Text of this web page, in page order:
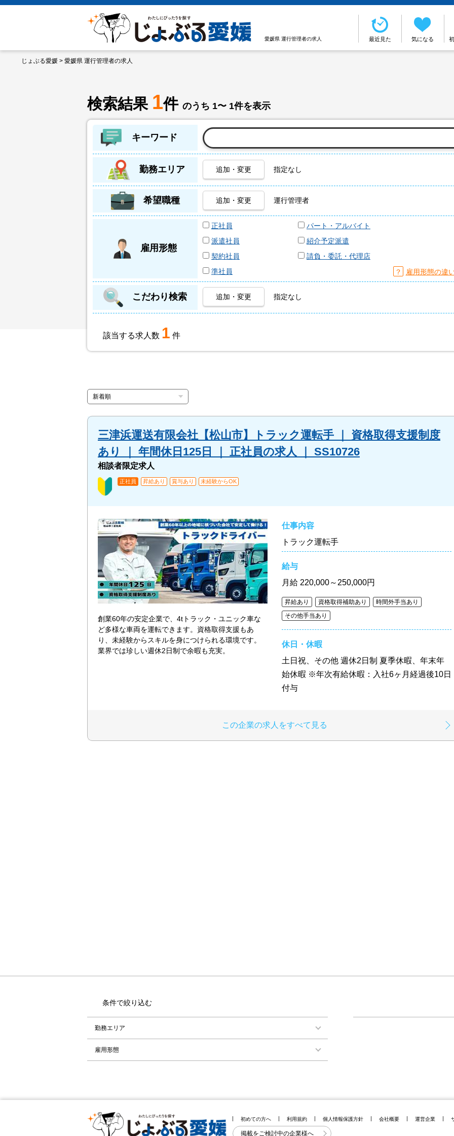
愛媛県 運行管理者の求人 最近見た 気になる
じょぶる愛媛 > 愛媛県 運行管理者の求人
検索結果 1件 のうち 1〜 1件を表示
キーワード
勤務エリア 追加・変更 指定なし
希望職種 追加・変更 運行管理者
雇用形態
正社員
パート・アルバイト
派遣社員
紹介予定派遣
契約社員
請負・委託・代理店
準社員
？ 雇用形態の違
こだわり検索 追加・変更 指定なし
該当する求人数 1 件
三津浜運送有限会社【松山市】トラック運転手 ｜ 資格取得支援制度
あり ｜ 年間休日125日 ｜ 正社員の求人 ｜ SS10726
相談者限定求人
正社員 昇給あり 賞与あり 未経験からOK
創業60年の安定企業で、4tトラック・ユニック車な
ど多様な車両を運転できます。資格取得支援もあ
り、未経験からスキルを身につけられる環境です。
業界では珍しい週休2日制で余暇も充実。
仕事内容
トラック運転手
給与
月給 220,000～250,000円
昇給あり 資格取得補助あり
時間外手当あり
その他手当あり
休日・休暇
土日祝、その他 週休2日制 夏季休暇、年末年
始休暇 ※年次有給休暇：入社6ヶ月経過後10日
付与
この企業の求人をすべて見る
条件で絞り込む
勤務エリア
雇用形態
初めての方へ 利用規約 個人情報保護方針 会社概要 運営企業
掲載をご検討中の企業様へ